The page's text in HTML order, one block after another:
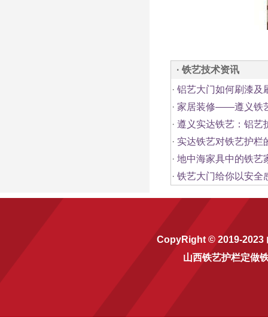
· 铁艺技术资讯
· 铝艺大门如何刷漆及
· 家居装修——遵义铁
· 遵义实达铁艺：铝艺
· 实达铁艺对铁艺护栏
· 地中海家具中的铁艺
· 铁艺大门给你以安全
CopyRight © 2019-2023
山西铁艺护栏定做